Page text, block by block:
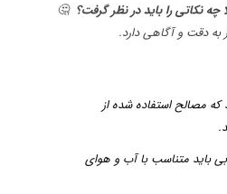
چه نکاتی را باید در نظر گرفت؟ 🤔
به دقت و آگاهی دارد.
مصالح استفاده شده از
باید متناسب با آب و هوای